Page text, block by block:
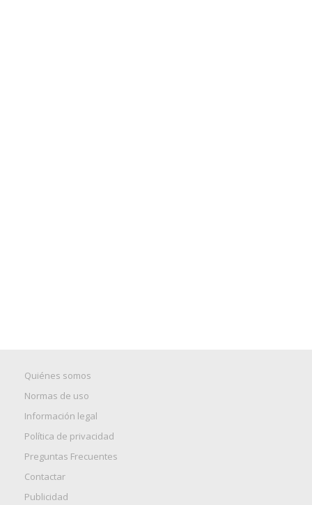
Quiénes somos
Normas de uso
Información legal
Política de privacidad
Preguntas Frecuentes
Contactar
Publicidad